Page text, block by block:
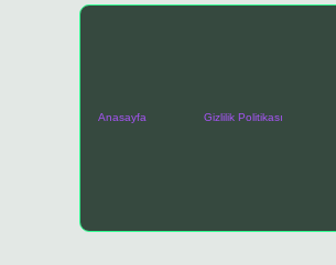
Anasayfa Gizlilik Politikası